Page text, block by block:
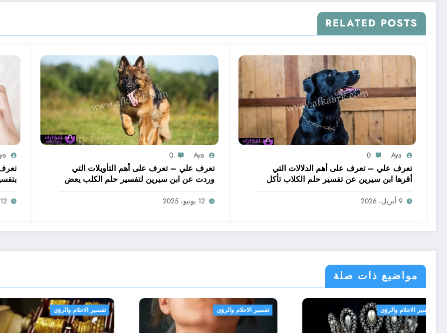
RELATED POSTS
Aya
0
تعرف علي – تعرف على أهم الدلالات التي
أقرها ابن سيرين عن تفسير حلم الكلاب تأكل
لحم – بالتفصيل
9 أبريل، 2026
Aya
0
تعرف علي – تعرف على أهم التأويلات التي
وردت عن ابن سيرين لتفسير حلم الكلب يعض
يدي – بالتفصيل
12 يونيو، 2025
ابن
12 يونيو، 2025
مواضيع ذات صلة
تفسير الاحلام والرؤى تفسير الاحلام والرؤى تفسير الاحلام والرؤى